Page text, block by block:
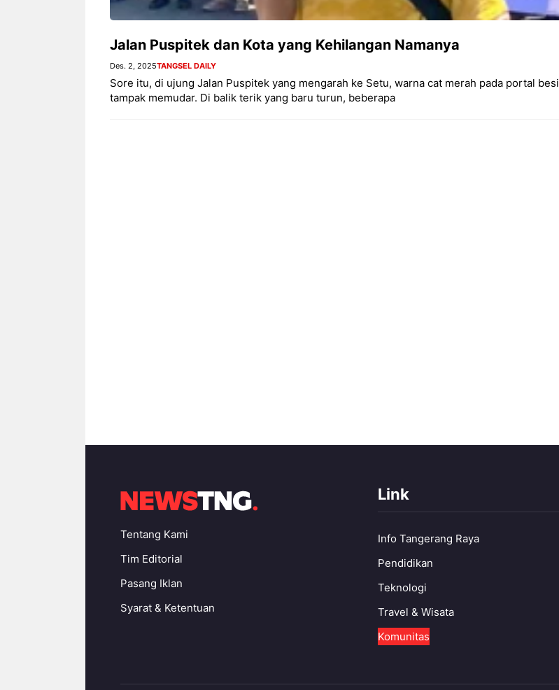
Jalan Puspitek dan Kota yang Kehilangan Namanya
Des. 2, 2025TANGSEL DAILY
Sore itu, di ujung Jalan Puspitek yang mengarah ke Setu, warna cat merah pada portal besi
tampak memudar. Di balik terik yang baru turun, beberapa
Tentang Kami
Tim Editorial
Pasang Iklan
Syarat & Ketentuan
Link
Info Tangerang Raya
Pendidikan
Teknologi
Travel & Wisata
Komunitas